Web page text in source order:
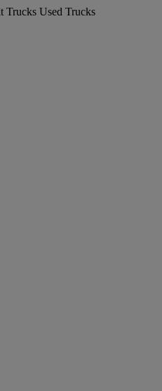
Trucks Used Trucks